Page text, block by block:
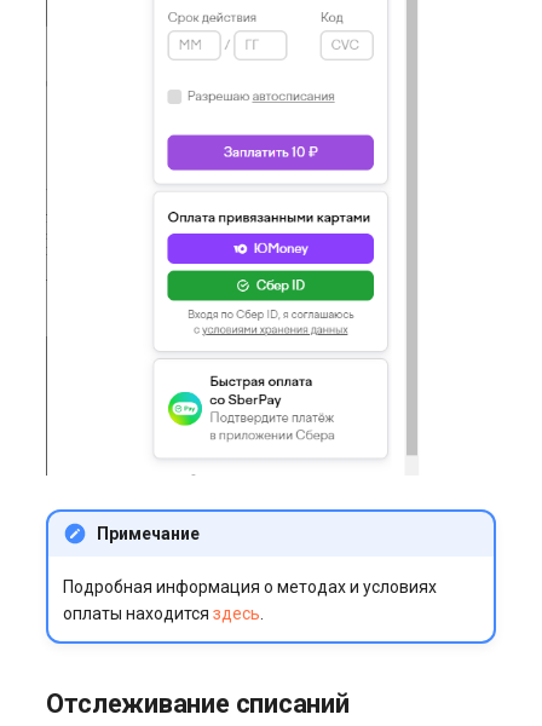
Примечание
Подробная информация о методах и условиях
оплаты находится здесь
Отслеживание списаний